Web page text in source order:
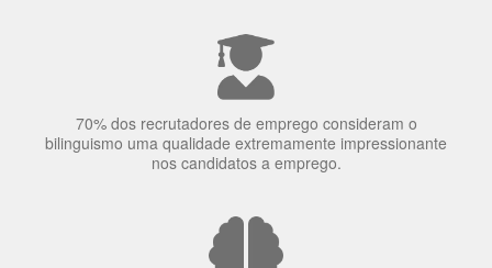
70% dos recrutadores de emprego consideram o
bilinguismo uma qualidade extremamente impressionante
nos candidatos a emprego.